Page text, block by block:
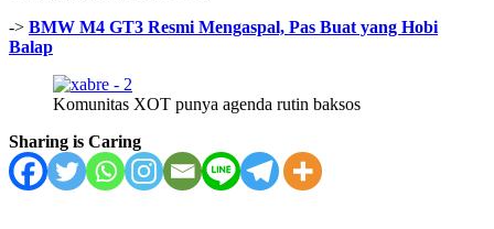
-> BMW M4 GT3 Resmi Mengaspal, Pas Buat yang Hobi
Balap
Komunitas XOT punya agenda rutin baksos
Sharing is Caring